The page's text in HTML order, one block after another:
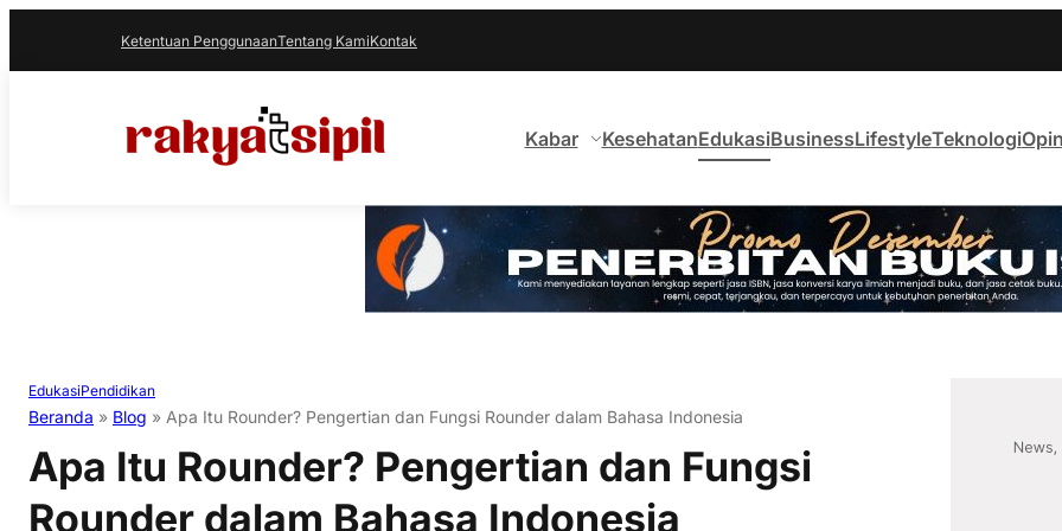
Ketentuan PenggunaanTentang KamiKontak
Kabar KesehatanEdukasiBusinessLifestyleTeknologi
EdukasiPendidikan
Beranda » Blog » Apa Itu Rounder? Pengertian dan Fungsi Rounder dalam Bahasa Indonesia
Apa Itu Rounder? Pengertian dan Fungsi
Rounder dalam Bahasa Indonesia